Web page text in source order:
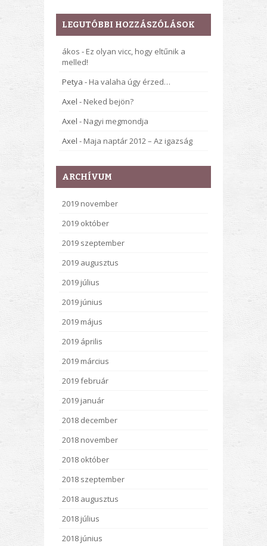
LEGUTÓBBI HOZZÁSZÓLÁSOK
ákos - Ez olyan vicc, hogy eltűnik a
melled!
Petya - Ha valaha úgy érzed…
Axel - Neked bejön?
Axel - Nagyi megmondja
Axel - Maja naptár 2012 – Az igazság
ARCHÍVUM
2019 november
2019 október
2019 szeptember
2019 augusztus
2019 július
2019 június
2019 május
2019 április
2019 március
2019 február
2019 január
2018 december
2018 november
2018 október
2018 szeptember
2018 augusztus
2018 július
2018 június